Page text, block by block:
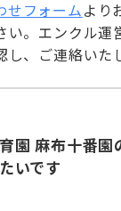
せフォームより
い。エンクル運
、ご連絡いた
園 麻布十番園
いです